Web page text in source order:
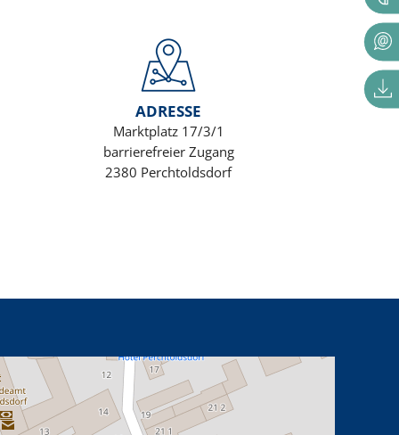
ADRESSE
Marktplatz 17/3/1
barrierefreier Zugang
2380 Perchtoldsdorf